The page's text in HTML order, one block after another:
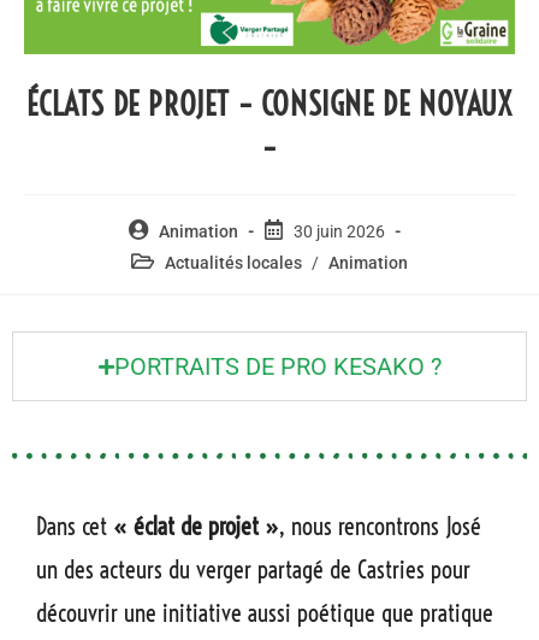
ÉCLATS DE PROJET – CONSIGNE DE NOYAUX
–
Animation
30 juin 2026
Actualités locales / Animation
PORTRAITS DE PRO KESAKO ?
Dans cet « éclat de projet », nous rencontrons José
un des acteurs du verger partagé de Castries pour
découvrir une initiative aussi poétique que pratique